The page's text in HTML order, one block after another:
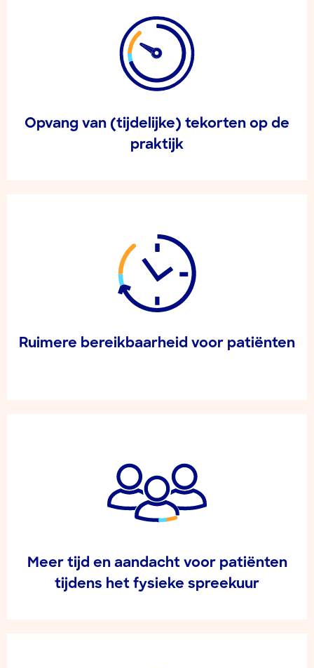
Opvang van (tijdelijke) tekorten op de
praktijk
Ruimere bereikbaarheid voor patiënten
Meer tijd en aandacht voor patiënten
tijdens het fysieke spreekuur